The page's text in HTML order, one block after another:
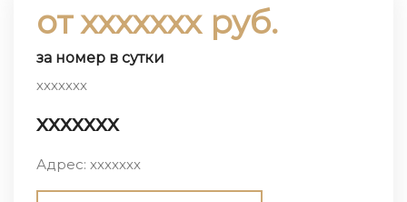
от ххххххх руб.
за номер в сутки
ххххххх
ххххххх
Адрес: ххххххх